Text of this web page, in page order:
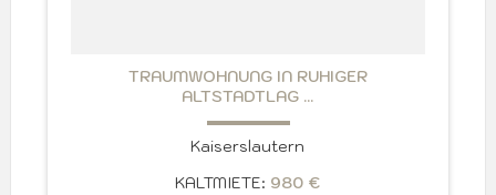
TRAUMWOHNUNG IN RUHIGER
ALTSTADTLAG ...
Kaiserslautern
KALTMIETE: 980 €